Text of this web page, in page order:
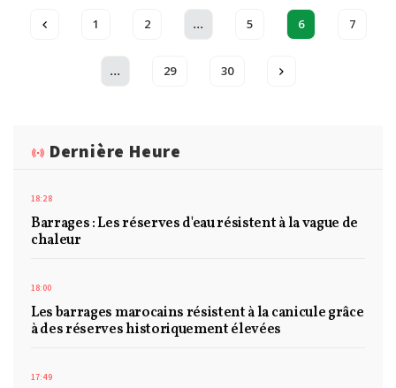
1 2 ... 5 6 7
... 29 30
Dernière Heure
18:28
Barrages : Les réserves d'eau résistent à la vague de
chaleur
18:00
Les barrages marocains résistent à la canicule grâce
à des réserves historiquement élevées
17:49